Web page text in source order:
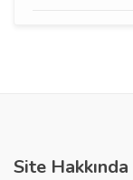
Site Hakkında